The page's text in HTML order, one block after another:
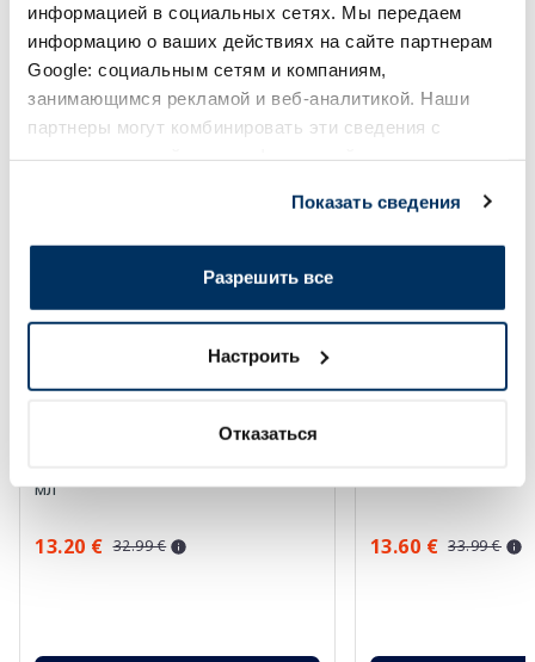
информацией в социальных сетях. Мы передаем
информацию о ваших действиях на сайте партнерам
Google: социальным сетям и компаниям,
занимающимся рекламой и веб-аналитикой. Наши
партнеры могут комбинировать эти сведения с
Показать сведения
Разрешить все
Настроить
Отказаться
Page 1 of 10
Солнечная защита летом ☀️
EUCERIN Sun Oil Control SPF 50+
мл
13.20 € 32.99 € 13.60 € 33.99 €